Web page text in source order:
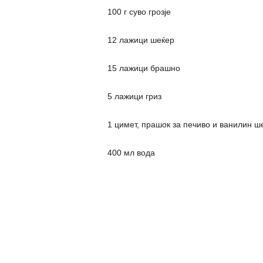
100 г суво грозје
12 лажици шеќер
15 лажици брашно
5 лажици гриз
1 цимет, прашок за печиво и ванилин
400 мл вода